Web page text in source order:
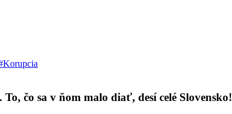
čo sa v ňom malo diať, desí celé Slovensko!